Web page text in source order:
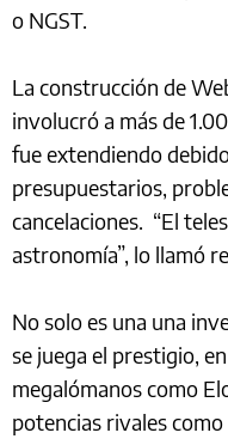
o NGST.
La construcción de
involucró a más de
fue extendiendo
presupuestarios,
cancelaciones. “El
astronomía”, lo llamó
No solo es una una
se juega el prestigio,
megalómanos como
potencias rivales